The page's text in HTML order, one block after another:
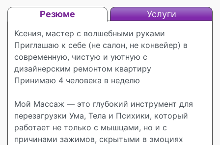
Резюме Услуги
​​Ксения, мастер с волшебными руками
Приглашаю к себе (не салон, не конвейер) в
современную, чистую и уютную с
дизайнерским ремонтом квартиру
Принимаю 4 человека в неделю
Мой Массаж — это глубокий инструмент для
перезагрузки Ума, Тела и Психики, который
работает не только с мышцами, но и с
причинами зажимов, скрытыми в эмоциях